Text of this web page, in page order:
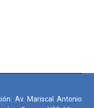
Av. Mariscal Antonio